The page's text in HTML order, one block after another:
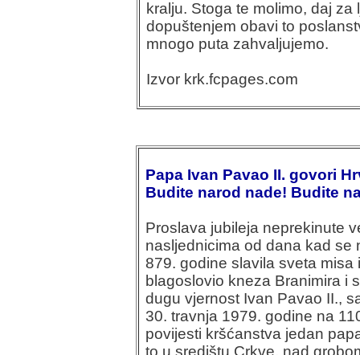
kralju. Stoga te molimo, daj
dopuštenjem obavi to
mnogo puta zahvaljujemo.
Izvor krk.fcpages.com
Papa Ivan Pavao II. govori
Budite narod nade! Budite
Proslava jubileja neprekinute
nasljednicima od dana kad
879. godine slavila sveta misa
blagoslovio kneza Branimira i
dugu vjernost Ivan Pavao II.,
30. travnja 1979. godine na
povijesti kršćanstva jedan
to u središtu Crkve, nad